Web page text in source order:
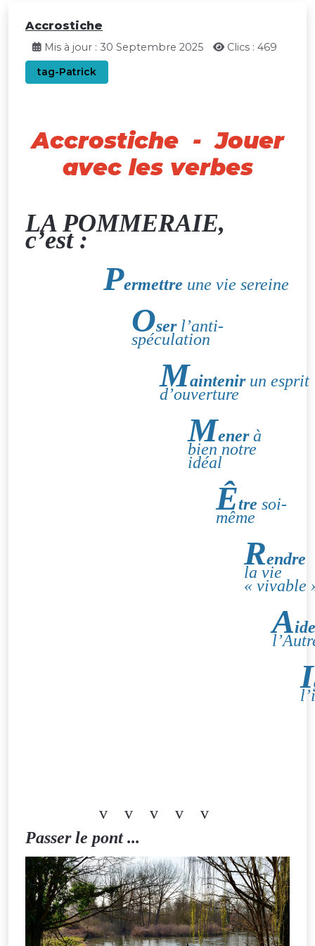
Accrostiche
Mis à jour : 30 Septembre 2025
Clics : 469
tag-Patrick
Accrostiche - Jouer
avec les verbes
LA POMMERAIE,
c’est :
Permettre une vie sereine
Oserl’anti-
spéculation
Maintenirun esprit
d’ouverture
Menerà
bien notre
idéal
Être soi-
même
Rendre
la vie
« vivable
A
I
v v v v v
Passer le pont ...